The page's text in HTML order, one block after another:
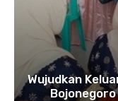
Wujudkan